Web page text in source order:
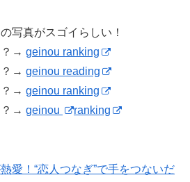
写真がスゴイらしい！
？→ geinou ranking
？→ geinou reading
？→ geinou ranking
？→ geinou ranking
愛！“恋人つなぎ”で手をつないだ